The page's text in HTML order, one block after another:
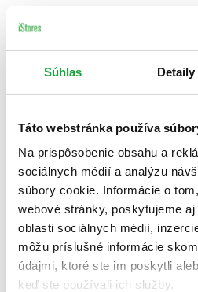
Súhlas Detaily
Táto webstránka používa
Na prispôsobenie obsahu a
sociálnych médií a analýzu
súbory cookie. Informácie o
webové stránky, poskytujeme
oblasti sociálnych médií,
môžu príslušné informácie
údajmi, ktoré ste im poskytli
keď ste používali ich služby.